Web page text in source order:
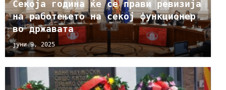
Секоја година ќе се прави ревизија
на работењето на секој функционер
во државата
јуни 9, 2025